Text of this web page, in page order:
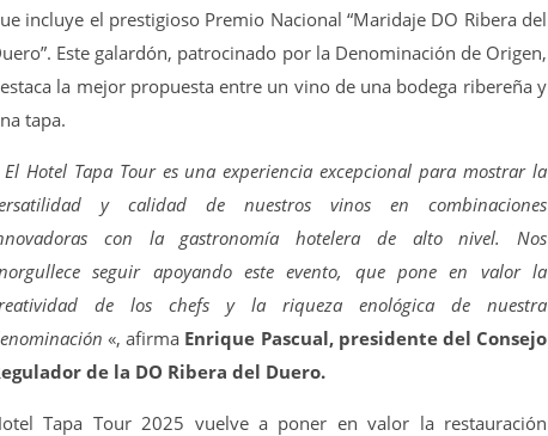
incluye el prestigioso Premio Nacional “Maridaje DO Ribera del
Este galardón, patrocinado por la Denominación de Origen,
la mejor propuesta entre un vino de una bodega ribereña y
tapa.
El Hotel Tapa Tour es una experiencia excepcional para mostrar la
y calidad de nuestros vinos en combinaciones
con la gastronomía hotelera de alto nivel. Nos
seguir apoyando este evento, que pone en valor la
de los chefs y la riqueza enológica de nuestra
«, afirma Enrique Pascual, presidente del Consejo
de la DO Ribera del Duero.
Tapa Tour 2025 vuelve a poner en valor la restauración